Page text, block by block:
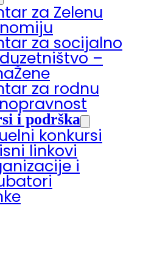
za Zelenu
za socijalno
–
za rodnu
i podrška
konkursi
linkovi
i